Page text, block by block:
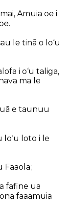
Amuia oe i
le tinā o lo‘u
i o‘u taliga,
ma le
e taunuu
lo‘u loto i le
Faaola;
fafine ua
faaamuia